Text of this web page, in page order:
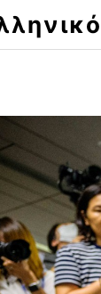
περιεχόμενο